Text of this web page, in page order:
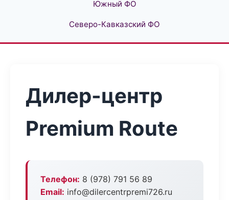
Южный ФО
Северо-Кавказский ФО
Дилер-центр
Premium Route
Телефон: 8 (978) 791 56 89
Email: info@dilercentrpremi726.ru